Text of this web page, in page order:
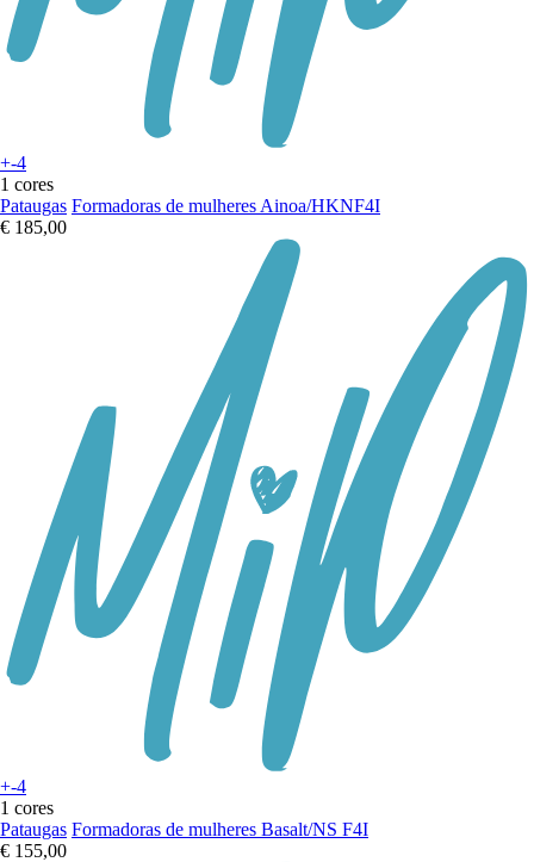
+-4
1 cores
Pataugas Formadoras de mulheres Ainoa/HKNF4I
€ 185,00
+-4
1 cores
Pataugas Formadoras de mulheres Basalt/NS F4I
€ 155,00